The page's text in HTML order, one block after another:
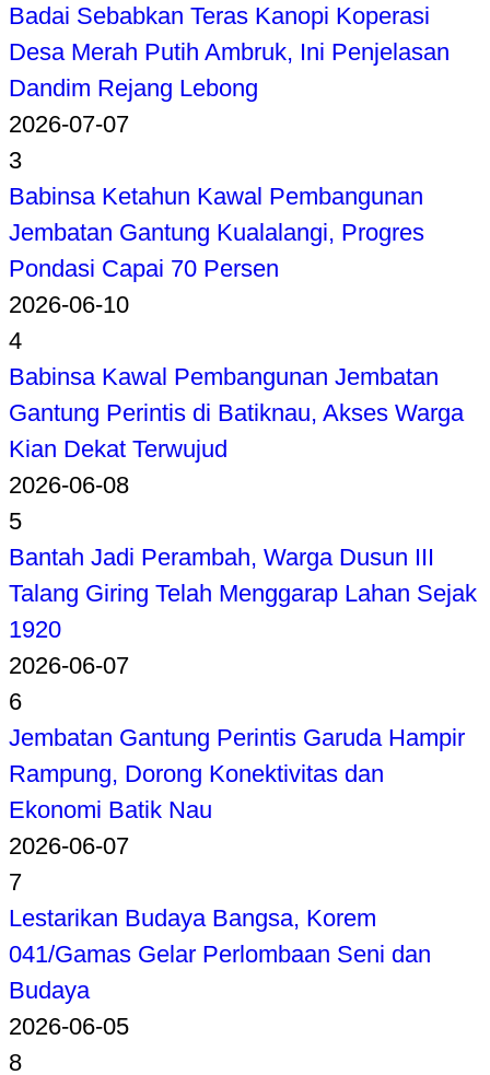
Badai Sebabkan Teras Kanopi Koperasi
Desa Merah Putih Ambruk, Ini Penjelasan
Dandim Rejang Lebong
2026-07-07
3
Babinsa Ketahun Kawal Pembangunan
Jembatan Gantung Kualalangi, Progres
Pondasi Capai 70 Persen
2026-06-10
4
Babinsa Kawal Pembangunan Jembatan
Gantung Perintis di Batiknau, Akses Warga
Kian Dekat Terwujud
2026-06-08
5
Bantah Jadi Perambah, Warga Dusun III
Talang Giring Telah Menggarap Lahan Sejak
1920
2026-06-07
6
Jembatan Gantung Perintis Garuda Hampir
Rampung, Dorong Konektivitas dan
Ekonomi Batik Nau
2026-06-07
7
Lestarikan Budaya Bangsa, Korem
041/Gamas Gelar Perlombaan Seni dan
Budaya
2026-06-05
8